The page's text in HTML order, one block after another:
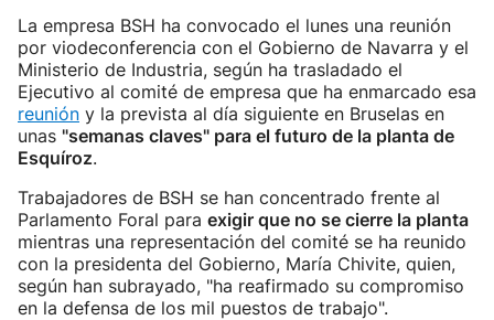
La empresa BSH ha convocado el lunes una reunión
por viodeconferencia con el Gobierno de Navarra y el
Ministerio de Industria, según ha trasladado el
Ejecutivo al comité de empresa que ha enmarcado esa
reunión y la prevista al día siguiente en Bruselas en
unas "semanas claves" para el futuro de la planta de
Esquíroz.
Trabajadores de BSH se han concentrado frente al
Parlamento Foral para exigir que no se cierre la planta
mientras una representación del comité se ha reunido
con la presidenta del Gobierno, María Chivite, quien,
según han subrayado, "ha reafirmado su compromiso
en la defensa de los mil puestos de trabajo".